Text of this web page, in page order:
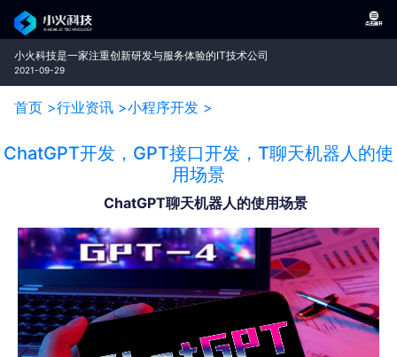
小火科技是一家注重创新研发与服务体验的IT技术公司
2021-09-29
首页 >行业资讯 >小程序开发 >
ChatGPT开发，GPT接口开发，T聊天机器人的使
用场景
ChatGPT聊天机器人的使用场景